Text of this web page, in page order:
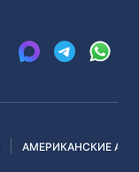
АМЕРИКАНСКИЕ